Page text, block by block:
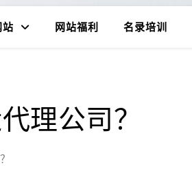
网站福利 名录培训
理公司？